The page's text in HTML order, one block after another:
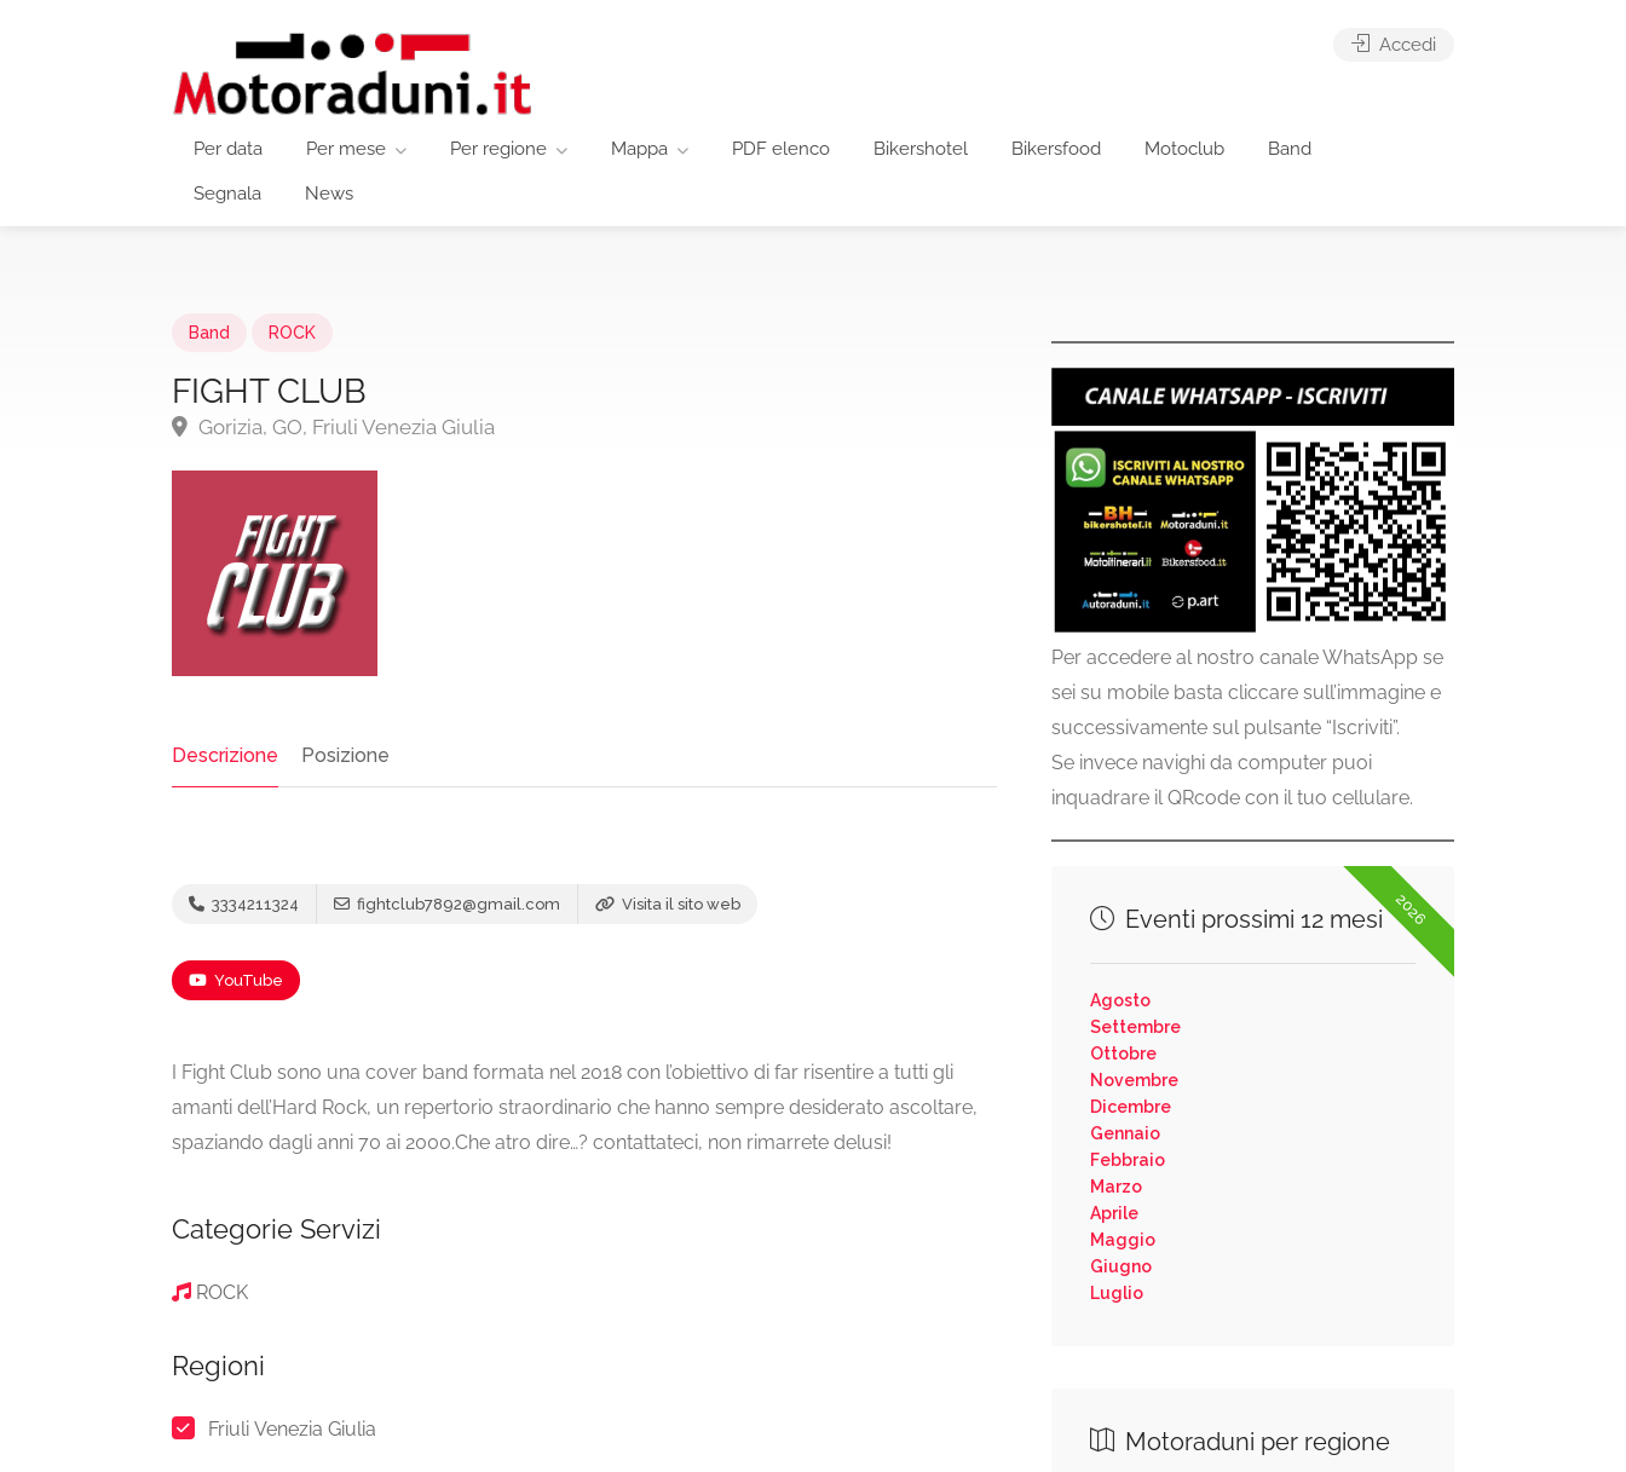
Per data Per mese Per regione Mappa PDF elenco Bikershotel Bikersfood Motoclub Band
Segnala News
Accedi
Band ROCK
FIGHT CLUB
Gorizia, GO, Friuli Venezia Giulia
Descrizione Posizione
3334211324 fightclub7892@gmail.com Visita il sito web
YouTube
I Fight Club sono una cover band formata nel 2018 con l’obiettivo di far risentire a tutti gli
amanti dell’Hard Rock, un repertorio straordinario che hanno sempre desiderato ascoltare,
spaziando dagli anni 70 ai 2000.Che atro dire…? contattateci, non rimarrete delusi!
Categorie Servizi
ROCK
Regioni
Friuli Venezia Giulia
Per accedere al nostro canale WhatsApp se
sei su mobile basta cliccare sull’immagine e
successivamente sul pulsante “Iscriviti”.
Se invece navighi da computer puoi
inquadrare il QRcode con il tuo cellulare.
2026
Eventi prossimi 12 mesi
Agosto
Settembre
Ottobre
Novembre
Dicembre
Gennaio
Febbraio
Marzo
Aprile
Maggio
Giugno
Luglio
Motoraduni per regione